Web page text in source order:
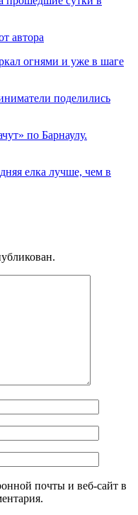
автора
огнями и уже в шаге
поделились
по Барнаулу.
елка лучше, чем в
почты и веб-сайт в